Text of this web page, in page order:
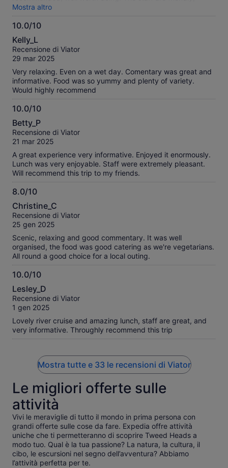
efficient and expert at what they do.
Mostra altro
10.0/10
10.0
su
10
Kelly_L
Recensione di Viator
29 mar 2025
Very relaxing. Even on a wet day. Comentary was great and
informative. Food was so yummy and plenty of variety.
Would highly recommend
10.0/10
10.0
su
10
Betty_P
Recensione di Viator
21 mar 2025
A great experience very informative. Enjoyed it enormously.
Lunch was very enjoyable. Staff were extremely pleasant.
Will recommend this trip to my friends.
8.0/10
8.0
su
10
Christine_C
Recensione di Viator
25 gen 2025
Scenic, relaxing and good commentary. It was well
organised, the food was good catering as we're vegetarians.
All round a good choice for a local outing.
10.0/10
10.0
su
10
Lesley_D
Recensione di Viator
1 gen 2025
Lovely river cruise and amazing lunch, staff are great, and
very informative. Throughly recommend this trip
Mostra tutte e 33 le recensioni di Viator
Le migliori offerte sulle
attività
Vivi le meraviglie di tutto il mondo in prima persona con
grandi offerte sulle cose da fare. Expedia offre attività
uniche che ti permetteranno di scoprire Tweed Heads a
modo tuo. Qual è la tua passione? La natura, la cultura, il
cibo, le escursioni nel segno dell’avventura? Abbiamo
l’attività perfetta per te.